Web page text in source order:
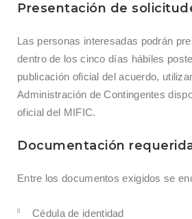
Presentación de
Las personas interesadas podrán
dentro de los cinco días hábiles
publicación oficial del acuerdo,
Administración de Contingentes
oficial del MIFIC.
Documentación
Entre los documentos exigidos se
Cédula de identidad